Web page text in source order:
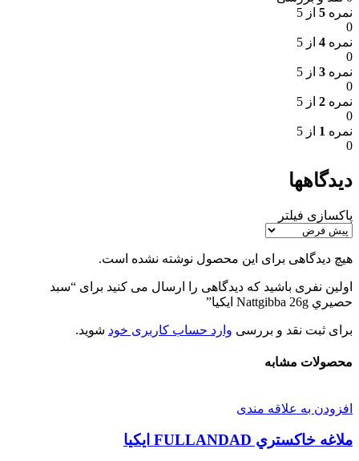
نمره 5 از 5
0
نمره 4 از 5
0
نمره 3 از 5
0
نمره 2 از 5
0
نمره 1 از 5
0
دیدگاهها
پاکسازی فیلتر
هیچ دیدگاهی برای این محصول نوشته نشده است.
اولین نفری باشید که دیدگاهی را ارسال می کنید برای “سبد
حصيري Nattgibba 26g ايكيا”
برای ثبت نقد و بررسی وارد حساب کاربری خود شوید.
محصولات مشابه
افزودن به علاقه مندی
ملاغه خاكستري FULLANDAD ايكيا